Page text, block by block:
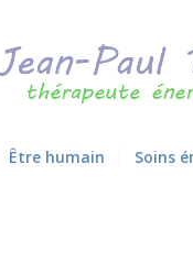
Être humain Soins